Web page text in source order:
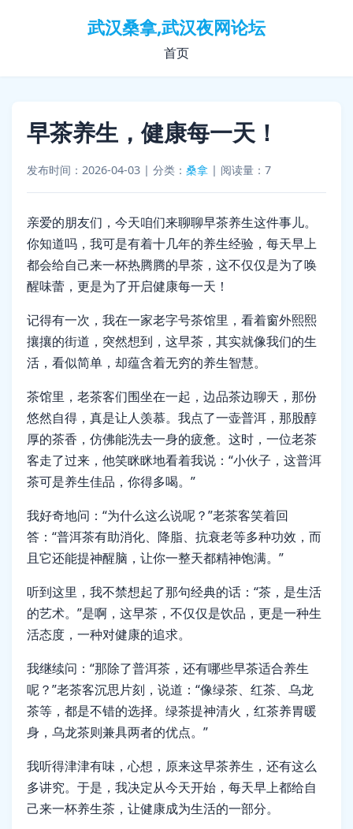
武汉桑拿,武汉夜网论坛
首页
早茶养生，健康每一天！
发布时间：2026-04-03 |分类：桑拿 | 阅读量：7
亲爱的朋友们，今天咱们来聊聊早茶养生这件事儿。
你知道吗，我可是有着十几年的养生经验，每天早上
都会给自己来一杯热腾腾的早茶，这不仅仅是为了唤
醒味蕾，更是为了开启健康每一天！
记得有一次，我在一家老字号茶馆里，看着窗外熙熙
攘攘的街道，突然想到，这早茶，其实就像我们的生
活，看似简单，却蕴含着无穷的养生智慧。
茶馆里，老茶客们围坐在一起，边品茶边聊天，那份
悠然自得，真是让人羡慕。我点了一壶普洱，那股醇
厚的茶香，仿佛能洗去一身的疲惫。这时，一位老茶
客走了过来，他笑眯眯地看着我说：“小伙子，这普洱
茶可是养生佳品，你得多喝。”
我好奇地问：“为什么这么说呢？”老茶客笑着回
答：“普洱茶有助消化、降脂、抗衰老等多种功效，而
且它还能提神醒脑，让你一整天都精神饱满。”
听到这里，我不禁想起了那句经典的话：“茶，是生活
的艺术。”是啊，这早茶，不仅仅是饮品，更是一种生
活态度，一种对健康的追求。
我继续问：“那除了普洱茶，还有哪些早茶适合养生
呢？”老茶客沉思片刻，说道：“像绿茶、红茶、乌龙
茶等，都是不错的选择。绿茶提神清火，红茶养胃暖
身，乌龙茶则兼具两者的优点。”
我听得津津有味，心想，原来这早茶养生，还有这么
多讲究。于是，我决定从今天开始，每天早上都给自
己来一杯养生茶，让健康成为生活的一部分。